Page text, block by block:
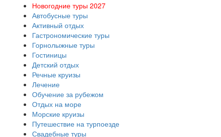
Новогодние туры 2027
Автобусные туры
Активный отдых
Гастрономические туры
Горнолыжные туры
Гостиницы
Детский отдых
Речные круизы
Лечение
Обучение за рубежом
Отдых на море
Морские круизы
Путешествие на турпоезде
Свадебные туры